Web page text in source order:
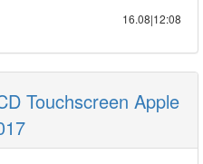
16.08|12:08
Touchscreen Apple